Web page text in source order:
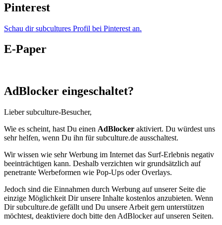
Pinterest
Schau dir subcultures Profil bei Pinterest an.
E-Paper
AdBlocker eingeschaltet?
Lieber subculture-Besucher,
Wie es scheint, hast Du einen AdBlocker aktiviert. Du würdest uns
sehr helfen, wenn Du ihn für subculture.de ausschaltest.
Wir wissen wie sehr Werbung im Internet das Surf-Erlebnis negativ
beeinträchtigen kann. Deshalb verzichten wir grundsätzlich auf
penetrante Werbeformen wie Pop-Ups oder Overlays.
Jedoch sind die Einnahmen durch Werbung auf unserer Seite die
einzige Möglichkeit Dir unsere Inhalte kostenlos anzubieten. Wenn
Dir subculture.de gefällt und Du unsere Arbeit gern unterstützen
möchtest, deaktiviere doch bitte den AdBlocker auf unseren Seiten.